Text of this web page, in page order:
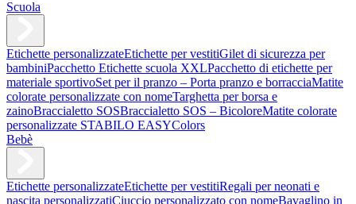
Scuola
Etichette personalizzateEtichette per vestitiGilet di sicurezza per
bambiniPacchetto Etichette scuola XXLPacchetto di etichette per
materiale sportivoSet per il pranzo – Porta pranzo e borracciaMatite
colorate personalizzate con nomeTarghetta per borsa e
zainoBraccialetto SOSBraccialetto SOS – BicoloreMatite colorate
personalizzate STABILO EASYColors
Bebè
Etichette personalizzateEtichette per vestitiRegali per neonati e
nascita personalizzatiCiuccio personalizzato con nomeBavaglino in